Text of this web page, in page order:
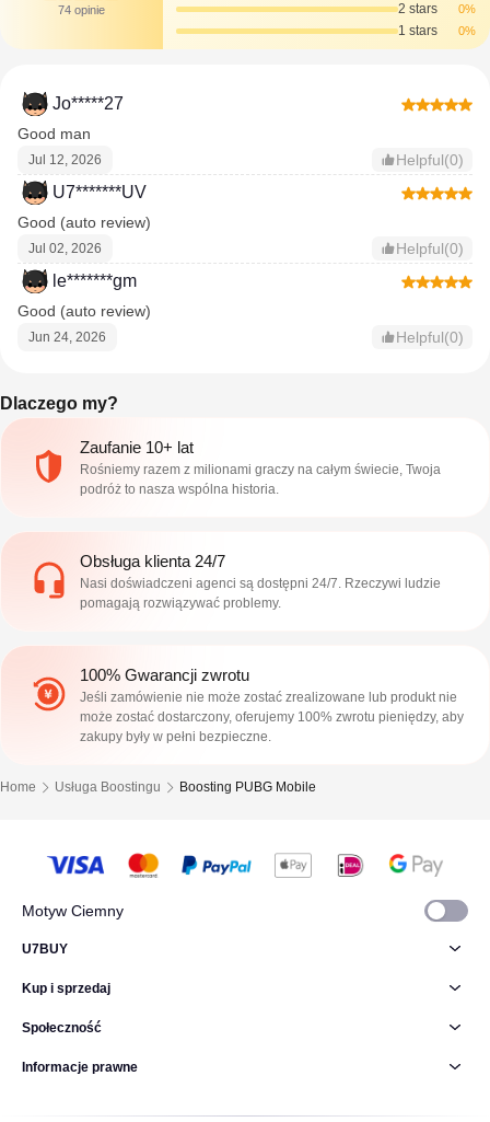
74 opinie 2 stars 0%
1 stars 0%
Jo*****27
Good man
Jul 12, 2026 Helpful(0)
U7*******UV
Good (auto review)
Jul 02, 2026 Helpful(0)
le*******gm
Good (auto review)
Jun 24, 2026 Helpful(0)
Dlaczego my?
Zaufanie 10+ lat
Rośniemy razem z milionami graczy na całym świecie, Twoja
podróż to nasza wspólna historia.
Obsługa klienta 24/7
Nasi doświadczeni agenci są dostępni 24/7. Rzeczywi ludzie
pomagają rozwiązywać problemy.
100% Gwarancji zwrotu
Jeśli zamówienie nie może zostać zrealizowane lub produkt nie
może zostać dostarczony, oferujemy 100% zwrotu pieniędzy, aby
zakupy były w pełni bezpieczne.
Home Usługa Boostingu Boosting PUBG Mobile
Motyw Ciemny
U7BUY
Kup i sprzedaj
Społeczność
Informacje prawne